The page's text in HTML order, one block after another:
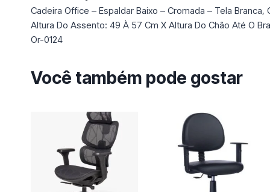
Cadeira Office – Espaldar Baixo – Cromada – Tela
Altura Do Assento: 49 À 57 Cm X Altura Do Chão Até O
Or-0124
Você também pode gostar